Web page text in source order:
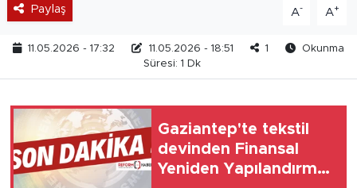
Paylaş A- A+
11.05.2026 - 17:32 11.05.2026 - 18:51 1
Okunma
Süresi: 1 Dk
Gaziantep'te tekstil
devinden Finansal
Yeniden Yapılandırma